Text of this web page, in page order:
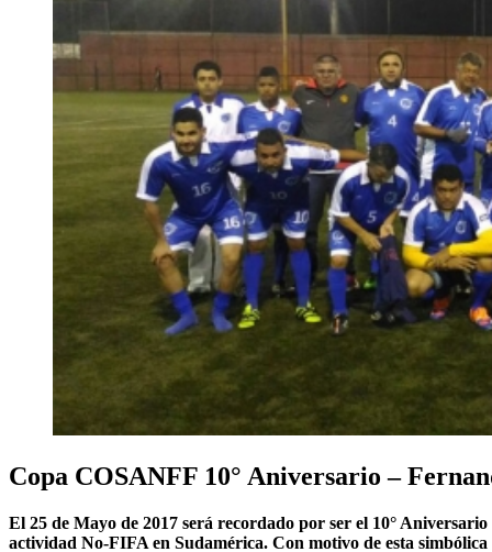
Copa COSANFF 10° Aniversario –
El 25 de Mayo de 2017 será recordado por ser el 10°
actividad No-FIFA en Sudamérica. Con motivo de esta